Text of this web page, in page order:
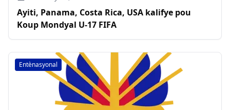
Ayiti, Panama, Costa Rica, USA kalifye pou
Koup Mondyal U-17 FIFA
Entènasyonal